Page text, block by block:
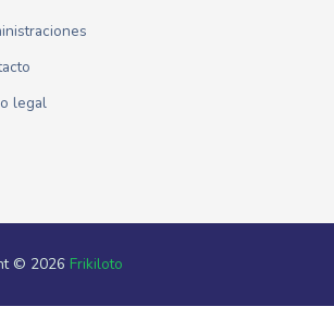
legal
© 2026 Frikiloto